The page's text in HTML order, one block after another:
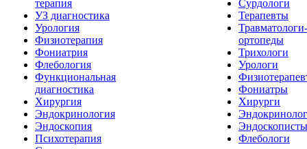
терапия
УЗ диагностика
Урология
Физиотерапия
Фониатрия
Флебология
Функциональная
диагностика
Хирургия
Эндокринология
Эндоскопия
Психотерапия
Сурдологи
Терапевты
Травматологи-
ортопеды
Трихологи
Урологи
Фониатры
Хирурги
Эндоскописты
Флебологи